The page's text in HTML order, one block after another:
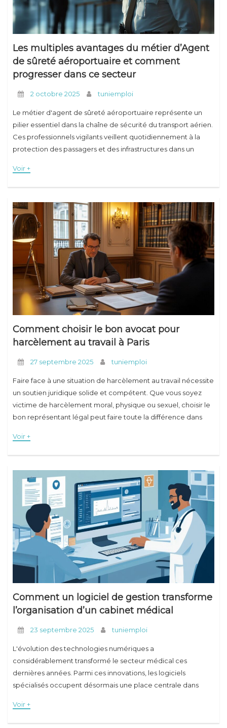
Les multiples avantages du métier d’Agent
de sûreté aéroportuaire et comment
progresser dans ce secteur
2 octobre 2025 tuniemploi
Le métier d'agent de sûreté aéroportuaire représente un
pilier essentiel dans la chaîne de sécurité du transport aérien.
Ces professionnels vigilants veillent quotidiennement à la
protection des passagers et des infrastructures dans un
Voir +
Comment choisir le bon avocat pour
harcèlement au travail à Paris
27 septembre 2025 tuniemploi
Faire face à une situation de harcèlement au travail nécessite
un soutien juridique solide et compétent. Que vous soyez
victime de harcèlement moral, physique ou sexuel, choisir le
bon représentant légal peut faire toute la différence dans
Voir +
Comment un logiciel de gestion transforme
l’organisation d’un cabinet médical
23 septembre 2025 tuniemploi
L'évolution des technologies numériques a
considérablement transformé le secteur médical ces
dernières années. Parmi ces innovations, les logiciels
spécialisés occupent désormais une place centrale dans
établissements de santé. Au-delà d'une simple
modernisation, ces outils représentent
Voir +